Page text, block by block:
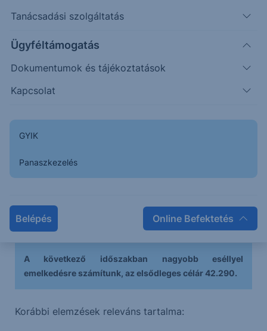
Tanácsadási szolgáltatás
Ügyféltámogatás
Dokumentumok és tájékoztatások
Kapcsolat
GYIK
Panaszkezelés
Belépés Online Befektetés
utat a bull szcenáriók előtt.
további emelkedést hozhat, mielőtt megérkezik a
korrekció.
A következő időszakban nagyobb eséllyel
emelkedésre számítunk, az elsődleges célár 42.290.
Korábbi elemzések releváns tartalma: